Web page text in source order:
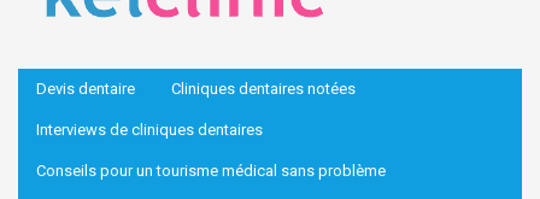
Devis dentaire Cliniques dentaires notées
Interviews de cliniques dentaires
Conseils pour un tourisme médical sans problème